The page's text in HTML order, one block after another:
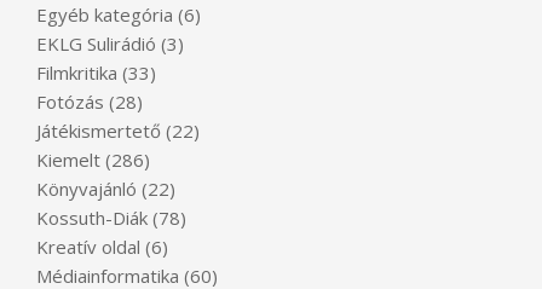
Egyéb kategória (6)
EKLG Sulirádió (3)
Filmkritika (33)
Fotózás (28)
Játékismertető (22)
Kiemelt (286)
Könyvajánló (22)
Kossuth-Diák (78)
Kreatív oldal (6)
Médiainformatika (60)